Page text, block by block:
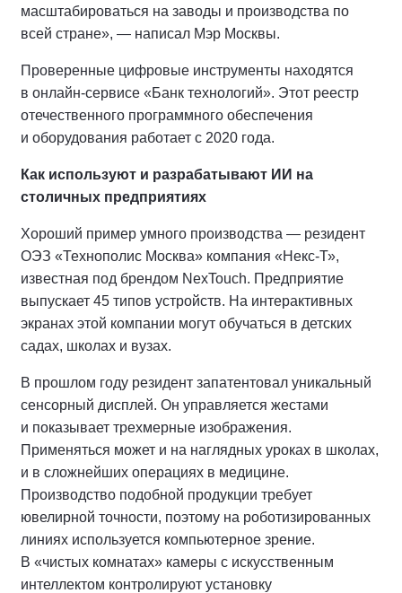
масштабироваться на заводы и производства по
всей стране», — написал Мэр Москвы.
Проверенные цифровые инструменты находятся
в онлайн-сервисе «Банк технологий». Этот реестр
отечественного программного обеспечения
и оборудования работает с 2020 года.
Как используют и разрабатывают ИИ на
столичных предприятиях
Хороший пример умного производства — резидент
ОЭЗ «Технополис Москва» компания «Некс-Т»,
известная под брендом NexTouch. Предприятие
выпускает 45 типов устройств. На интерактивных
экранах этой компании могут обучаться в детских
садах, школах и вузах.
В прошлом году резидент запатентовал уникальный
сенсорный дисплей. Он управляется жестами
и показывает трехмерные изображения.
Применяться может и на наглядных уроках в школах,
и в сложнейших операциях в медицине.
Производство подобной продукции требует
ювелирной точности, поэтому на роботизированных
линиях используется компьютерное зрение.
В «чистых комнатах» камеры с искусственным
интеллектом контролируют установку